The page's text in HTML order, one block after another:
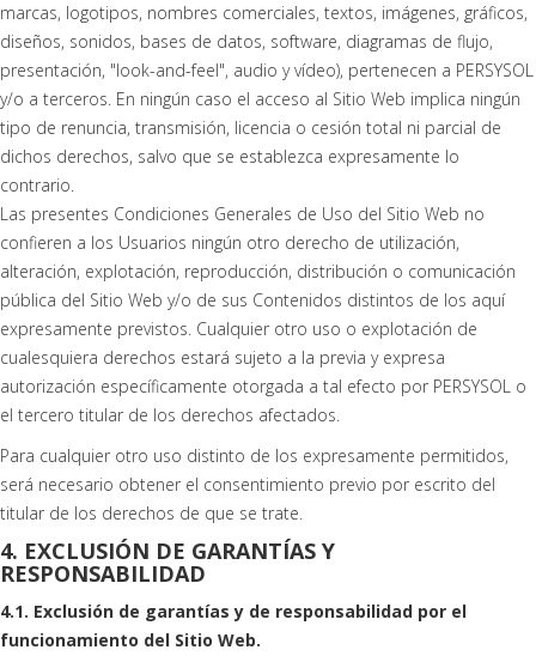
marcas, logotipos, nombres comerciales, textos, imágenes, gráficos,
diseños, sonidos, bases de datos, software, diagramas de flujo,
presentación, "look-and-feel", audio y vídeo), pertenecen a PERSYSOL
y/o a terceros. En ningún caso el acceso al Sitio Web implica ningún
tipo de renuncia, transmisión, licencia o cesión total ni parcial de
dichos derechos, salvo que se establezca expresamente lo
contrario.
Las presentes Condiciones Generales de Uso del Sitio Web no
confieren a los Usuarios ningún otro derecho de utilización,
alteración, explotación, reproducción, distribución o comunicación
pública del Sitio Web y/o de sus Contenidos distintos de los aquí
expresamente previstos. Cualquier otro uso o explotación de
cualesquiera derechos estará sujeto a la previa y expresa
autorización específicamente otorgada a tal efecto por PERSYSOL o
el tercero titular de los derechos afectados.
Para cualquier otro uso distinto de los expresamente permitidos,
será necesario obtener el consentimiento previo por escrito del
titular de los derechos de que se trate.
4. EXCLUSIÓN DE GARANTÍAS Y
RESPONSABILIDAD
4.1. Exclusión de garantías y de responsabilidad por el
funcionamiento del Sitio Web.